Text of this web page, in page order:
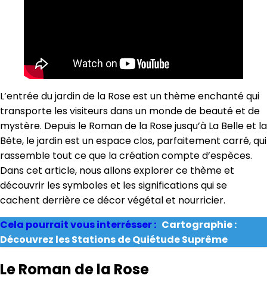
L’entrée du jardin de la Rose est un thème enchanté qui
transporte les visiteurs dans un monde de beauté et de
mystère. Depuis le Roman de la Rose jusqu’à La Belle et la
Bête, le jardin est un espace clos, parfaitement carré, qui
rassemble tout ce que la création compte d’espèces.
Dans cet article, nous allons explorer ce thème et
découvrir les symboles et les significations qui se
cachent derrière ce décor végétal et nourricier.
Cela pourrait vous interrésser : Cartographie :
Découvrez les Stations de Quiétude Suprême
Le Roman de la Rose